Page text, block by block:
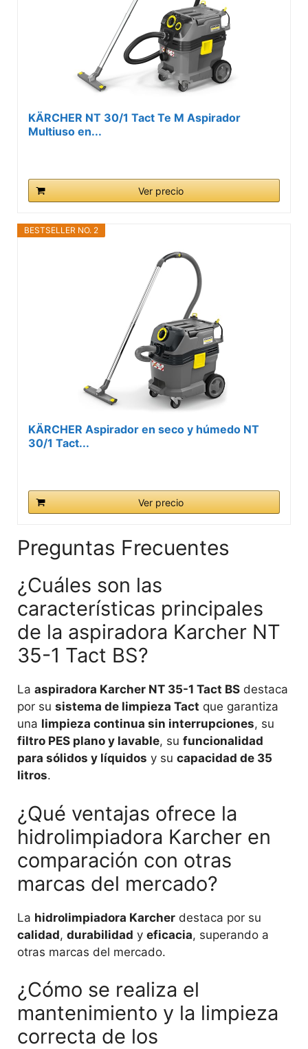
KÄRCHER NT 30/1 Tact Te M Aspirador
Multiuso en...
Ver precio
BESTSELLER NO. 2
KÄRCHER Aspirador en seco y húmedo NT
30/1 Tact...
Ver precio
Preguntas Frecuentes
¿Cuáles son las
características principales
de la aspiradora Karcher NT
35-1 Tact BS?
La aspiradora Karcher NT 35-1 Tact BS destaca
por su sistema de limpieza Tact que garantiza
una limpieza continua sin interrupciones, su
filtro PES plano y lavable, su funcionalidad
para sólidos y líquidos y su capacidad de 35
litros.
¿Qué ventajas ofrece la
hidrolimpiadora Karcher en
comparación con otras
marcas del mercado?
La hidrolimpiadora Karcher destaca por su
calidad, durabilidad y eficacia, superando a
otras marcas del mercado.
¿Cómo se realiza el
mantenimiento y la limpieza
correcta de los